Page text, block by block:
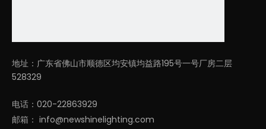
地址：广东省佛山市顺德区均安镇均益路195号一号厂房二层
528329
电话：020-22863929
邮箱： info@newshinelighting.com